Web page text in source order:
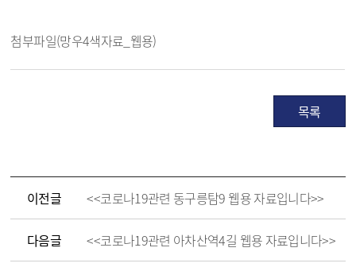
첨부파일(망우4색자료_웹용)
목록
이전글 <<코로나19관련 동구릉탐9 웹용 자료입니다>>
다음글 <<코로나19관련 아차산역4길 웹용 자료입니다>>